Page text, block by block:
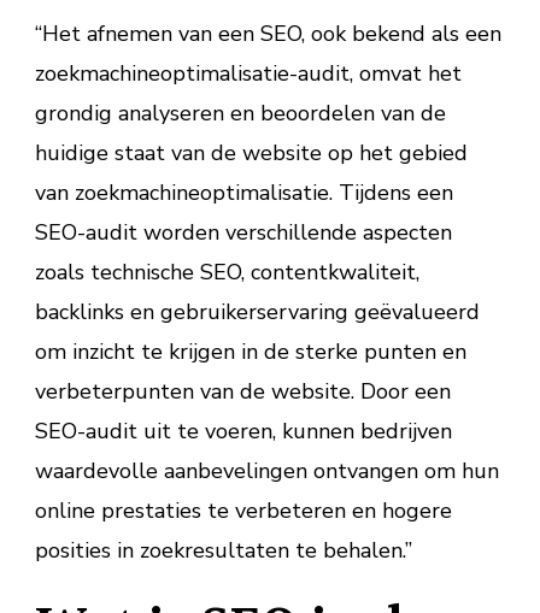
“Het afnemen van een SEO, ook bekend als een
zoekmachineoptimalisatie-audit, omvat het
grondig analyseren en beoordelen van de
huidige staat van de website op het gebied
van zoekmachineoptimalisatie. Tijdens een
SEO-audit worden verschillende aspecten
zoals technische SEO, contentkwaliteit,
backlinks en gebruikerservaring geëvalueerd
om inzicht te krijgen in de sterke punten en
verbeterpunten van de website. Door een
SEO-audit uit te voeren, kunnen bedrijven
waardevolle aanbevelingen ontvangen om hun
online prestaties te verbeteren en hogere
posities in zoekresultaten te behalen.”